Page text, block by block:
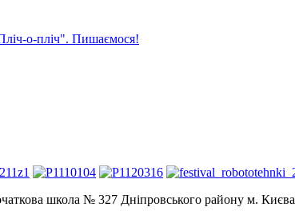
о-пліч". Пишаємося!
школа № 327 Дніпровського району м. Києва